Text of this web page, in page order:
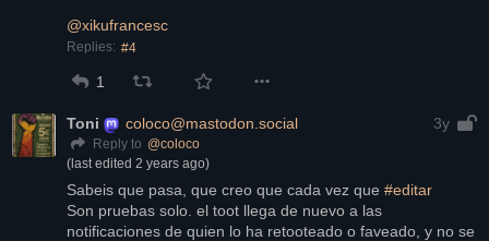
@xikufrancesc
Replies: #4
1
Toni coloco@mastodon.social 3y
Reply to @coloco
(last edited 2 years ago)
Sabeis que pasa, que creo que cada vez que #editar
Son pruebas solo. el toot llega de nuevo a las
notificaciones de quien lo ha retooteado o faveado, y no se